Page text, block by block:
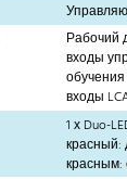
Рабочий
входы
входы
1 х Duo-
красный:
красным: